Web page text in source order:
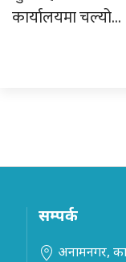
कार्यालयमा चल्यो…
सम्पर्क
अनामनगर,